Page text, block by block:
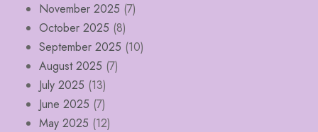
November 2025 (7)
October 2025 (8)
September 2025 (10)
August 2025 (7)
July 2025 (13)
June 2025 (7)
May 2025 (12)